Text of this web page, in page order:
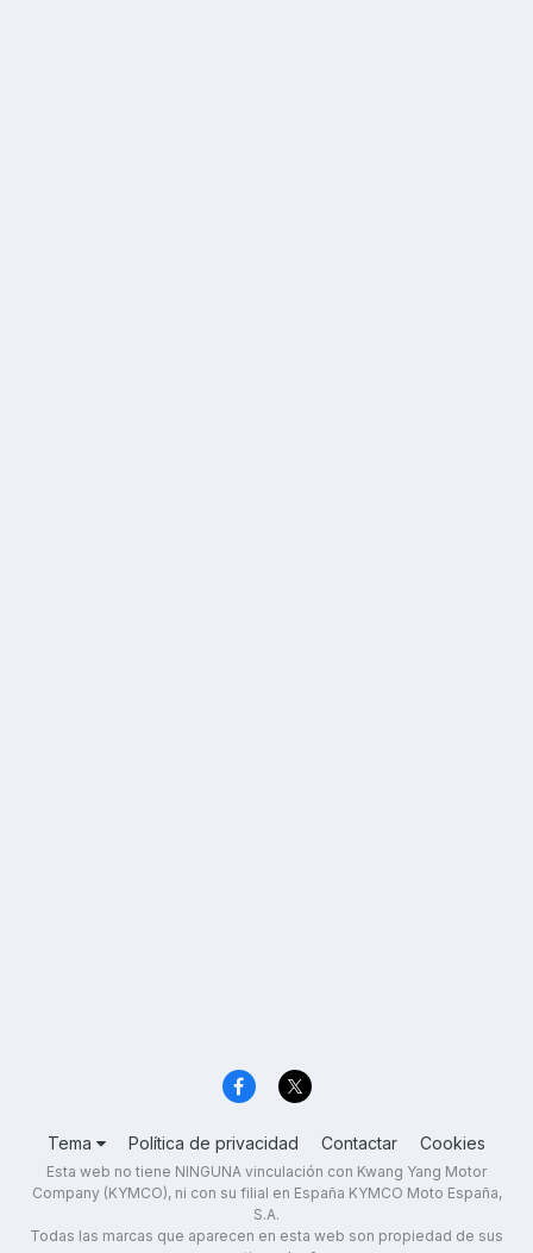
Tema Política de privacidad Contactar Cookies
Esta web no tiene NINGUNA vinculación con Kwang Yang Motor
Company (KYMCO), ni con su filial en España KYMCO Moto España,
S.A.
Todas las marcas que aparecen en esta web son propiedad de sus